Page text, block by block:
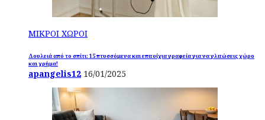
ΜΙΚΡΟΙ ΧΩΡΟΙ
Δουλειά από το σπίτι: 15 πτυσσόμενα και επιτοίχια γραφεία για να γλιτώσεις χώρο
και χρήμα!
apangelis12 16/01/2025